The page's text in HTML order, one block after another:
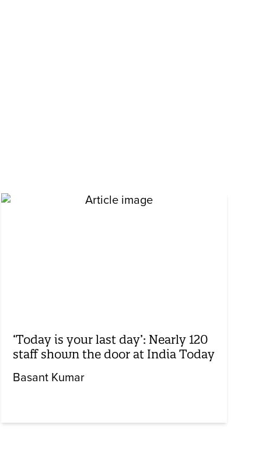
‘Today is your last day’: Nearly 120
staff shown the door at India Today
Basant Kumar